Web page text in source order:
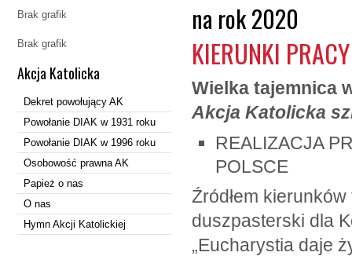
Brak grafik
Brak grafik
Akcja Katolicka
Dekret powołujący AK
Powołanie DIAK w 1931 roku
Powołanie DIAK w 1996 roku
Osobowość prawna AK
Papież o nas
O nas
Hymn Akcji Katolickiej
na rok 2020
KIERUNKI
Wielka tajemnica
Akcja Katolicka
REALIZACJA
POLSCE
Źródłem
duszpasterski dla
„Eucharystia daje